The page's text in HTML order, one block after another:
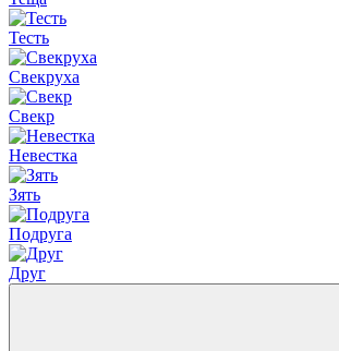
Тесть
Свекруха
Свекр
Невестка
Зять
Подруга
Друг